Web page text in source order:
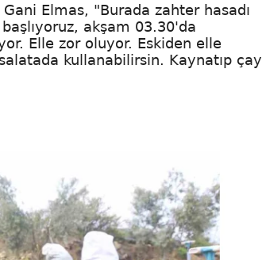
Elmas, "Burada zahter hasadı
akşam 03.30'da
Elle zor oluyor. Eskiden elle
kullanabilirsin. Kaynatıp çay